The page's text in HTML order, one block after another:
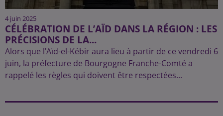
4 juin 2025
CÉLÉBRATION DE L’AÏD DANS LA RÉGION : LES
PRÉCISIONS DE LA...
Alors que l’Aïd-el-Kébir aura lieu à partir de ce vendredi 6
juin, la préfecture de Bourgogne Franche-Comté a
rappelé les règles qui doivent être respectées...